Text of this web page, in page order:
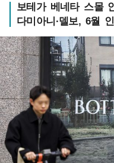
보테가 베네타 스몰
다미아니·델보, 6월